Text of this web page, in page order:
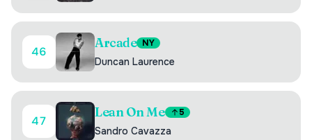
46
Arcade NY
Duncan Laurence
47
Lean On Me 5
Sandro Cavazza